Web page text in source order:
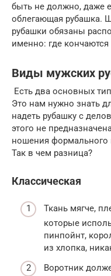
быть не должно, даже
облегающая рубашка.
рубашки обязаны
именно: где
Виды мужских
Есть два основных
Это нам нужно знать
надеть рубашку с
этого не
ношения формального
Так в чем разница?
Классическая
Ткань мягче,
которые
пинпойнт,
из хлопка,
Воротник